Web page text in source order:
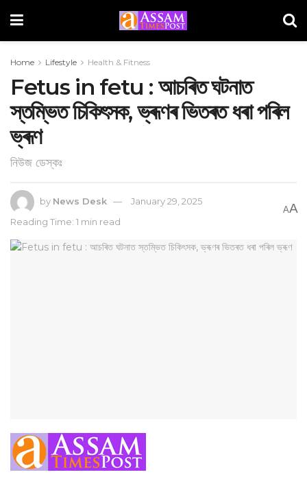
Home Lifestyle Health & Fitness
Fetus in fetu : আচৰিত ঘটনাত
স্তম্ভিত চিকিৎসক, ভ্ৰূণৰ ভিতৰত ধৰা পৰিল
ভ্ৰূণ
নিউজ ডেস্কঃ
by News Desk
January 29, 2025
Reading Time: 1 min read
AA